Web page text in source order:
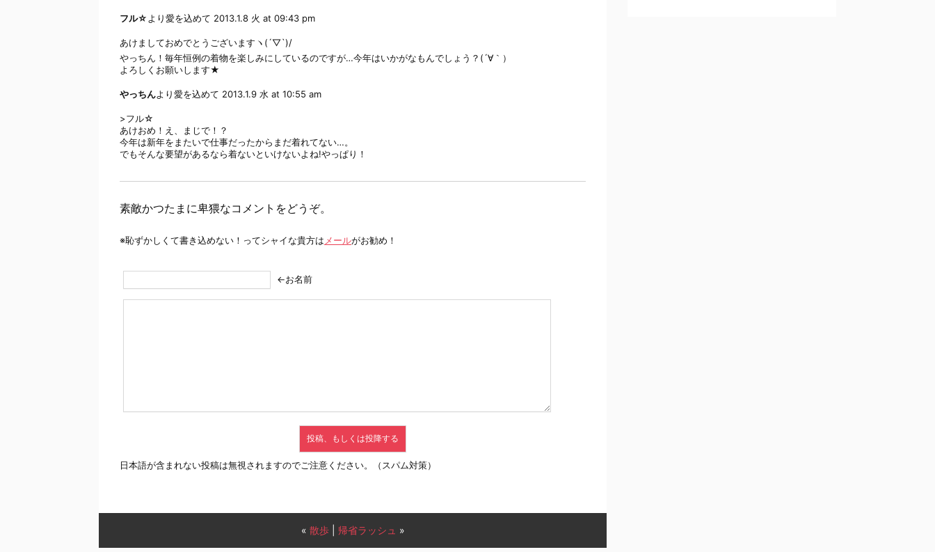
フル☆ より愛を込めて 2013.1.8 火 at 09:43 pm
あけましておめでとうございますヽ(´▽`)/
やっちん！毎年恒例の着物を楽しみにしているのですが…今年はいかがなもんでしょう？(´∀｀）
よろしくお願いします★
やっちんより愛を込めて 2013.1.9 水 at 10:55 am
>フル☆
あけおめ！え、まじで！？
今年は新年をまたいで仕事だったからまだ着れてない…。
でもそんな要望があるなら着ないといけないよね!やっぱり！
素敵かつたまに卑猥なコメントをどうぞ。
※恥ずかしくて書き込めない！ってシャイな貴方は メールがお勧め！
←お名前
日本語が含まれない投稿は無視されますのでご注意ください。（スパム対策）
« 散歩| 帰省ラッシュ »